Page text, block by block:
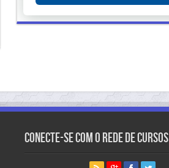
Conecte-se com o Rede de Cursos